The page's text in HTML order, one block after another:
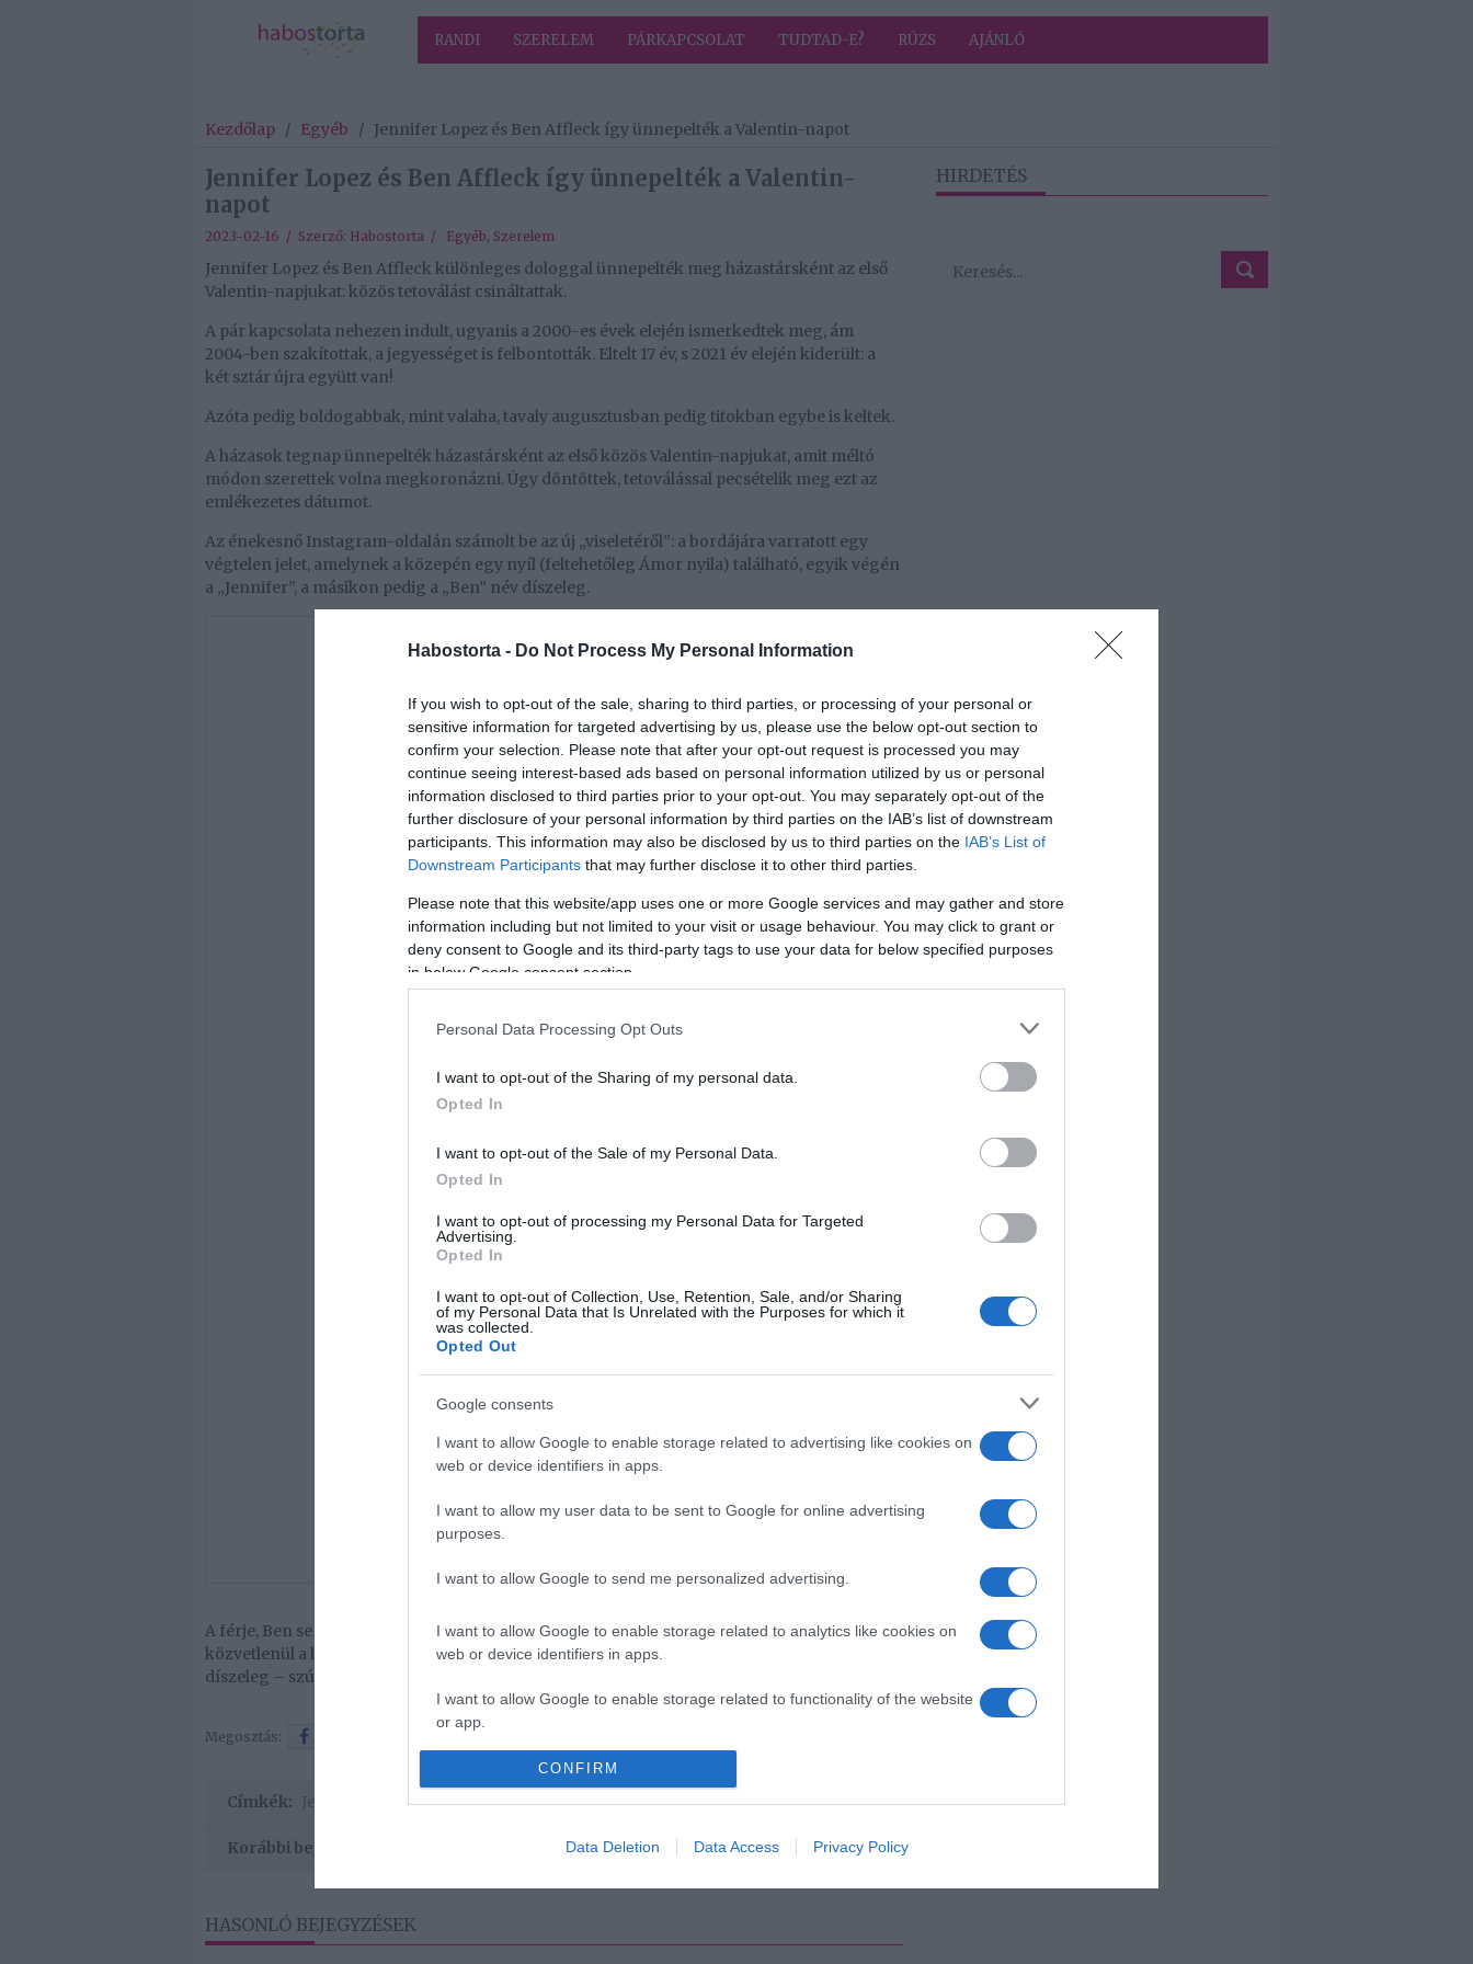
Habostorta - Do Not Process My Personal Information
If you wish to opt-out of the sale, sharing to third parties, or processing of your personal or
sensitive information for targeted advertising by us, please use the below opt-out section to
confirm your selection. Please note that after your opt-out request is processed you may
continue seeing interest-based ads based on personal information utilized by us or personal
information disclosed to third parties prior to your opt-out. You may separately opt-out of the
further disclosure of your personal information by third parties on the IAB’s list of downstream
participants. This information may also be disclosed by us to third parties on the IAB’s List of
Downstream Participants that may further disclose it to other third parties.
Please note that this website/app uses one or more Google services and may gather and store
information including but not limited to your visit or usage behaviour. You may click to grant or
deny consent to Google and its third-party tags to use your data for below specified purposes
in below Google consent section.
Personal Data Processing Opt Outs
I want to opt-out of the Sharing of my personal data.
Opted In
I want to opt-out of the Sale of my Personal Data.
Opted In
I want to opt-out of processing my Personal Data for Targeted
Advertising.
Opted In
I want to opt-out of Collection, Use, Retention, Sale, and/or Sharing
of my Personal Data that Is Unrelated with the Purposes for which it
was collected.
Opted Out
Google consents
I want to allow Google to enable storage related to advertising like cookies on
web or device identifiers in apps.
I want to allow my user data to be sent to Google for online advertising
purposes.
I want to allow Google to send me personalized advertising.
I want to allow Google to enable storage related to analytics like cookies on
web or device identifiers in apps.
I want to allow Google to enable storage related to functionality of the website
or app.
CONFIRM
Data Deletion Data Access Privacy Policy
RANDI SZERELEM PÁRKAPCSOLAT TUDTAD-E? RÚZS AJÁNLÓ
Kezdőlap / Egyéb / Jennifer Lopez és Ben Affleck így ünnepelték a Valentin-napot
Jennifer Lopez és Ben Affleck így ünnepelték a Valentin-
napot
2023-02-16 / Szerző: Habostorta / Egyéb, Szerelem
Jennifer Lopez és Ben Affleck különleges dologgal ünnepelték meg házastársként az első
Valentin-napjukat: közös tetoválást csináltattak.
A pár kapcsolata nehezen indult, ugyanis a 2000-es évek elején ismerkedtek meg, ám
2004-ben szakítottak, a jegyességet is felbontották. Eltelt 17 év, s 2021 év elején kiderült: a
két sztár újra együtt van!
Azóta pedig boldogabbak, mint valaha, tavaly augusztusban pedig titokban egybe is keltek.
A házasok tegnap ünnepelték házastársként az első közös Valentin-napjukat, amit méltó
módon szerettek volna megkoronázni. Úgy döntöttek, tetoválással pecsételik meg ezt az
emlékezetes dátumot.
Az énekesnő Instagram-oldalán számolt be az új „viseletéről”: a bordájára varratott egy
végtelen jelet, amelynek a közepén egy nyíl (feltehetőleg Ámor nyila) található, egyik végén
a „Jennifer”, a másikon pedig a „Ben” név díszeleg.
A férje, Ben sem maradt ki az akcióból: a színész két, egymást átfedő nyilat tetováltatott
közvetlenül a hóna alá, amelyen a pár keresztnevének kezdőbetűi, egy „J” és egy „B”
díszeleg – szúrta ki a PageSix.
Megosztás:
Címkék: Jennifer Lopez,Ben Affleck,tetoválás,Valentin
Korábbi bejegyzések Következő bejegyzés
HASONLÓ BEJEGYZÉSEK
HIRDETÉS